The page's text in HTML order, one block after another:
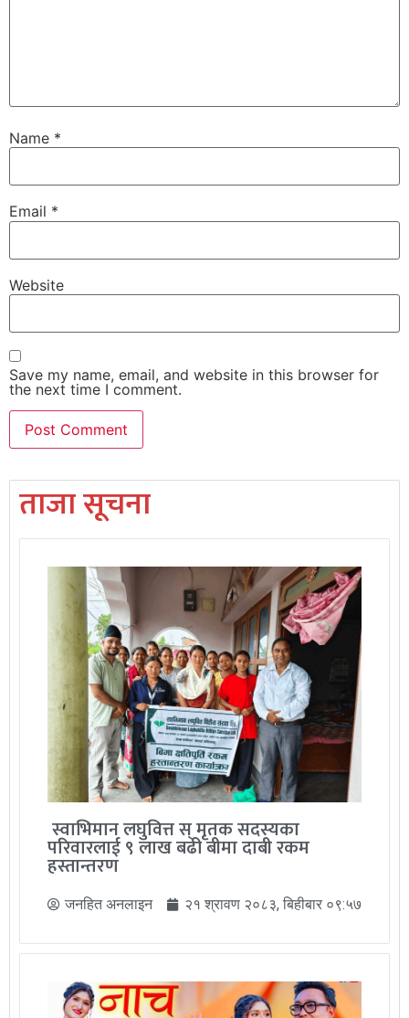
Name *
Email *
Website
Save my name, email, and website in this browser for
the next time I comment.
ताजा सूचना
स्वाभिमान लघुवित्त स् मृतक सदस्यका
परिवारलाई ९ लाख बढी बीमा दाबी रकम
हस्तान्तरण
जनहित अनलाइन २१ श्रावण २०८३, बिहीबार ०९:५७